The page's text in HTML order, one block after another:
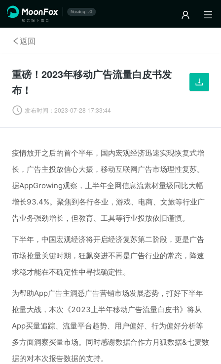
返回
重磅！2023年移动广告流量白皮书发
布！
发布时间： 2023-07-28 17:33:44
疫情放开之后的首个半年，国内宏观经济迅速实现恢复式增
长，广告主投放信心大振，移动互联网广告市场理性复苏。
据AppGrowing观察， 上半年全网信息流素材量级同比大幅
增长93.4%。聚焦到各行各业，游戏、电商、文旅等行业广
告业务强劲增长，但教育、工具等行业投放依旧谨慎。
下半年，中国宏观经济将开启经济复苏第二阶段，更是广告
市场抢量关键时期，狂飙突进不再是广告行业的常态，降速
求稳才能在不确定性中寻找确定性。
为帮助App广告主洞悉广告营销市场发展态势，打好下半年
抢量大战，本次 《2023上半年移动广告流量白皮书》 将从
App买量追踪、流量平台趋势、用户偏好、行为偏好分析等
多方面洞察买量市场。同时感谢数据合作方月狐数据&七麦数
据的对本次报告数据的支持。